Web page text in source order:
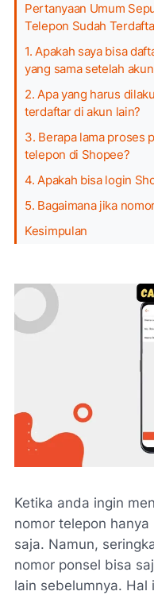
Pertanyaan Umum
Telepon Sudah
1. Apakah saya bisa
yang sama setelah
2. Apa yang harus
terdaftar di akun lain?
3. Berapa lama proses
telepon di Shopee?
4. Apakah bisa login
5. Bagaimana jika
Kesimpulan
Ketika anda ingin
nomor telepon
saja. Namun,
nomor ponsel bisa
lain sebelumnya.